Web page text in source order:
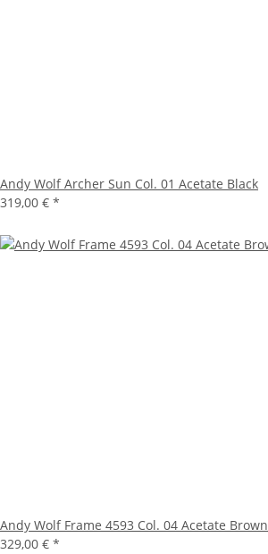
Andy Wolf Archer Sun Col. 01 Acetate Black
319,00 € *
Andy Wolf Frame 4593 Col. 04 Acetate Brown
329,00 € *